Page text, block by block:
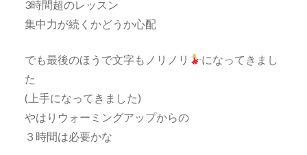
3時間超のレッスン
集中力が続くかどうか心配
でも最後のほうで文字もノリノリ
になってきまし
た
(上手になってきました)
やはりウォーミングアップからの
３時間は必要かな